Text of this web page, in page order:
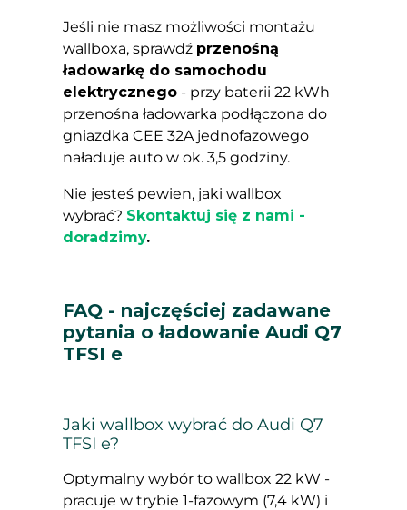
Jeśli nie masz możliwości montażu
wallboxa, sprawdź przenośną
ładowarkę do samochodu
elektrycznego - przy baterii 22 kWh
przenośna ładowarka podłączona do
gniazdka CEE 32A jednofazowego
naładuje auto w ok. 3,5 godziny.
Nie jesteś pewien, jaki wallbox
wybrać? Skontaktuj się z nami -
doradzimy.
FAQ - najczęściej zadawane
pytania o ładowanie Audi Q7
TFSI e
Jaki wallbox wybrać do Audi Q7
TFSI e?
Optymalny wybór to wallbox 22 kW -
pracuje w trybie 1-fazowym (7,4 kW) i